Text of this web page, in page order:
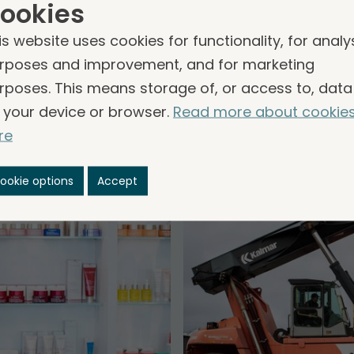
sind. Die Leiter der
die Entwicklung der Gruppen­unternehmen
website uses cookies for functionality, for
and improvement, and for marketing
This means storage of, or access to, data
your device or browser. Read more about
options Accept